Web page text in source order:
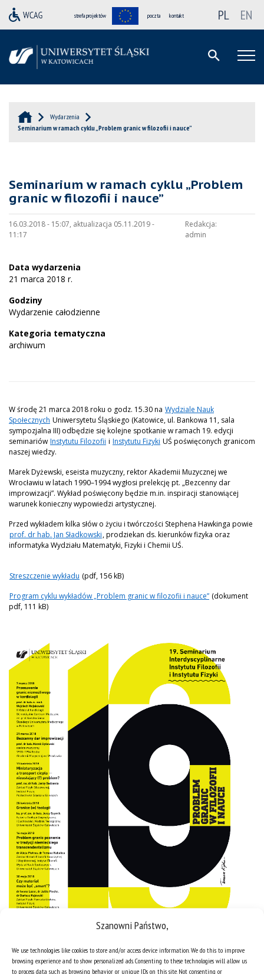
Szanowni Państwo,
We use technologies like cookies to store and/or access device information. We do this to improve
browsing experience and to show personalized ads. Consenting to these technologies will allow us
to process data such as browsing behavior or unique IDs on this site. Not consenting or
strefa projektów poczta kontakt PL EN
Wydarzenia
Seminarium w ramach cyklu „Problem granic w filozofii i nauce”
Seminarium w ramach cyklu „Problem
granic w filozofii i nauce”
16.03.2018 - 15:07, aktualizacja 05.11.2019 -
11:17
Redakcja:
admin
Data wydarzenia
21 marca 2018 r.
Godziny
Wydarzenie całodzienne
Kategoria tematyczna
archiwum
W środę 21 marca 2018 roku o godz. 15.30 na Wydziale Nauk
Społecznych Uniwersytetu Śląskiego (Katowice, ul. Bankowa 11, sala
sympozjalna III) odbędzie się kolejne spotkanie w ramach 19. edycji
seminariów Instytutu Filozofii i Instytutu Fizyki UŚ poświęconych granicom
naszej wiedzy.
Marek Dyżewski, eseista muzyczny, rektor Akademii Muzycznej we
Wrocławiu w latach 1990–1994 wygłosi prelekcję pt. „Bezcenny dar
improwizacji”. Wykład poświęcony będzie m.in. inspiracji stanowiącej
warunek konieczny wypowiedzi artystycznej.
Przed wykładem kilka słów o życiu i twórczości Stephena Hawkinga powie
prof. dr hab. Jan Sładkowski, prodziekan ds. kierunków fizyka oraz
informatyka Wydziału Matematyki, Fizyki i Chemii UŚ.
Streszczenie wykładu (pdf, 156 kB)
Program cyklu wykładów „Problem granic w filozofii i nauce” (dokument
pdf, 111 kB)